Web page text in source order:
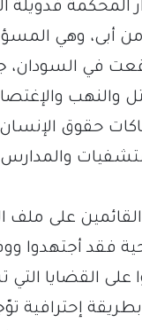
المحكمة فدويلة
أبى، وهي
في السودان،
والنهب
حقوق الإنسان
والمدارس
على
فقد أجتهدوا
على القضايا
إحترافية